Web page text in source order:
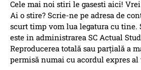
Cele mai noi stiri le gasesti aici!
Ai o stire? Scrie-ne pe adresa de
scurt timp vom lua legatura cu tine.
este in administrarea SC Actual
Reproducerea totală sau parțială a
permisă numai cu acordul expres